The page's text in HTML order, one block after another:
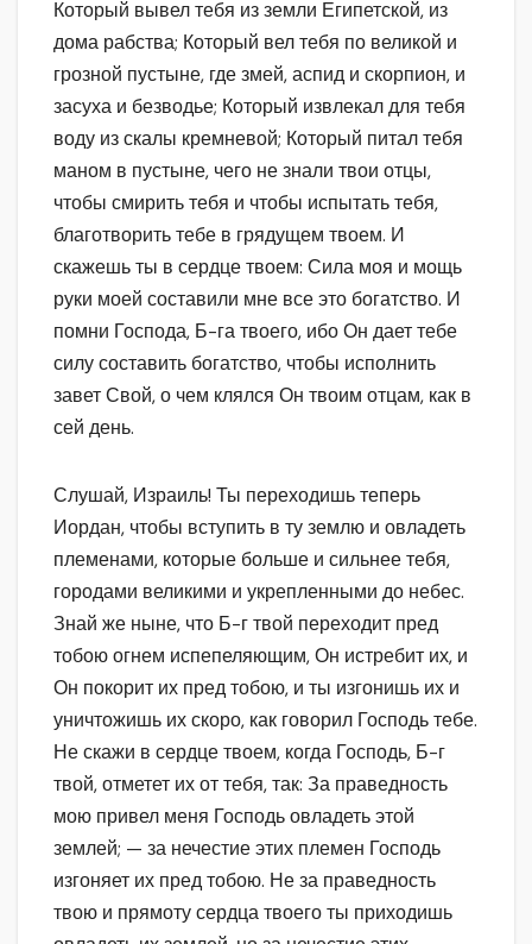
Который вывел тебя из земли Египетской, из
дома рабства; Который вел тебя по великой и
грозной пустыне, где змей, аспид и скорпион, и
засуха и безводье; Который извлекал для тебя
воду из скалы кремневой; Который питал тебя
маном в пустыне, чего не знали твои отцы,
чтобы смирить тебя и чтобы испытать тебя,
благотворить тебе в грядущем твоем. И
скажешь ты в сердце твоем: Сила моя и мощь
руки моей составили мне все это богатство. И
помни Господа, Б-га твоего, ибо Он дает тебе
силу составить богатство, чтобы исполнить
завет Свой, о чем клялся Он твоим отцам, как в
сей день.
Слушай, Израиль! Ты переходишь теперь
Иордан, чтобы вступить в ту землю и овладеть
племенами, которые больше и сильнее тебя,
городами великими и укрепленными до небес.
Знай же ныне, что Б-г твой переходит пред
тобою огнем испепеляющим, Он истребит их, и
Он покорит их пред тобою, и ты изгонишь их и
уничтожишь их скоро, как говорил Господь тебе.
Не скажи в сердце твоем, когда Господь, Б-г
твой, отметет их от тебя, так: За праведность
мою привел меня Господь овладеть этой
землей; — за нечестие этих племен Господь
изгоняет их пред тобою. Не за праведность
твою и прямоту сердца твоего ты приходишь